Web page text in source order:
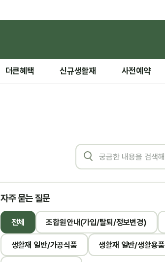
더큰혜택 신규생활재 사전예약
자주 묻는 질문
전체 조합원안내(가입/탈퇴/정보변경)
생활재 일반/가공식품 생활재 일반/생활용품